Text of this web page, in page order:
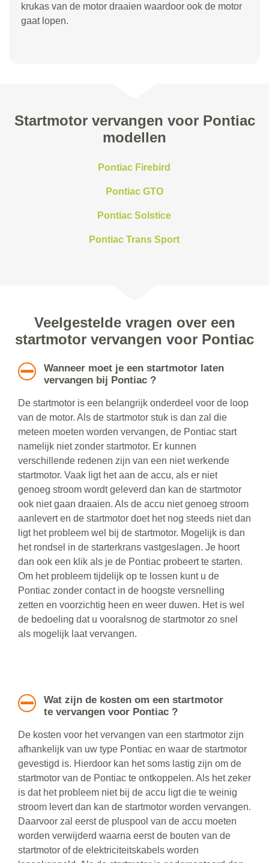
krukas van de motor draaien waardoor ook de motor
gaat lopen.
Startmotor vervangen voor Pontiac
modellen
Pontiac Firebird
Pontiac GTO
Pontiac Solstice
Pontiac Trans Sport
Veelgestelde vragen over een
startmotor vervangen voor Pontiac
Wanneer moet je een startmotor laten
vervangen bij Pontiac ?
De startmotor is een belangrijk onderdeel voor de loop
van de motor. Als de startmotor stuk is dan zal die
meteen moeten worden vervangen, de Pontiac start
namelijk niet zonder startmotor. Er kunnen
verschillende redenen zijn van een niet werkende
startmotor. Vaak ligt het aan de accu, als er niet
genoeg stroom wordt geleverd dan kan de startmotor
ook niet gaan draaien. Als de accu niet genoeg stroom
aanlevert en de startmotor doet het nog steeds niet dan
ligt het probleem wel bij de startmotor. Mogelijk is dan
het rondsel in de starterkrans vastgeslagen. Je hoort
dan ook een klik als je de Pontiac probeert te starten.
Om het probleem tijdelijk op te lossen kunt u de
Pontiac zonder contact in de hoogste versnelling
zetten en voorzichtig heen en weer duwen. Het is wel
de bedoeling dat u vooralsnog de startmotor zo snel
als mogelijk laat vervangen.
Wat zijn de kosten om een startmotor
te vervangen voor Pontiac ?
De kosten voor het vervangen van een startmotor zijn
afhankelijk van uw type Pontiac en waar de startmotor
gevestigd is. Hierdoor kan het soms lastig zijn om de
startmotor van de Pontiac te ontkoppelen. Als het zeker
is dat het probleem niet bij de accu ligt die te weinig
stroom levert dan kan de startmotor worden vervangen.
Daarvoor zal eerst de pluspool van de accu moeten
worden verwijderd waarna eerst de bouten van de
startmotor of de elektriciteitskabels worden